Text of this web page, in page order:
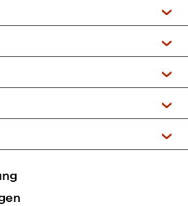
Podcasts
+ DAB+)